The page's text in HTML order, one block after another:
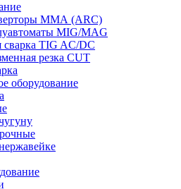
ММА (ARC)
MIG/MAG
сварка TIG AC/DC
резка CUT
оборудование